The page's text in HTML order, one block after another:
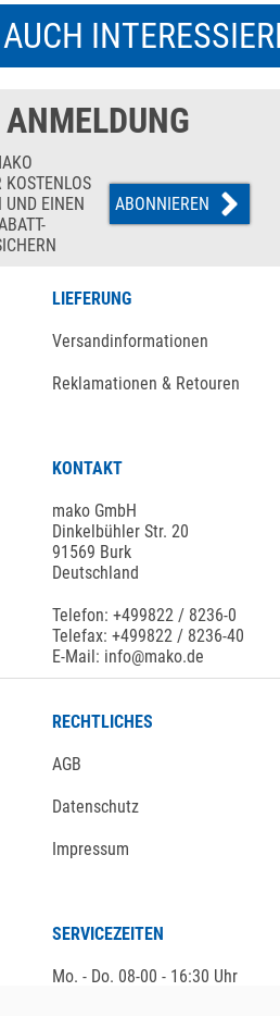
ANMELDUNG
KOSTENLOS
UND EINEN
ABONNIEREN
LIEFERUNG
Versandinformationen
Reklamationen & Retouren
KONTAKT
mako GmbH
Dinkelbühler Str. 20
91569 Burk
Deutschland
Telefon: +499822 / 8236-0
Telefax: +499822 / 8236-40
E-Mail: info@mako.de
RECHTLICHES
AGB
Datenschutz
Impressum
SERVICEZEITEN
Mo. - Do. 08-00 - 16:30 Uhr